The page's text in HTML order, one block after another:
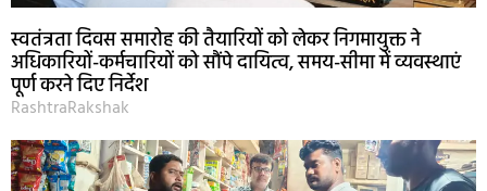
स्वतंत्रता दिवस समारोह की तैयारियों को लेकर निगमायुक्त ने
अधिकारियों-कर्मचारियों को सौंपे दायित्व, समय-सीमा में व्यवस्थाएं
पूर्ण करने दिए निर्देश
RashtraRakshak